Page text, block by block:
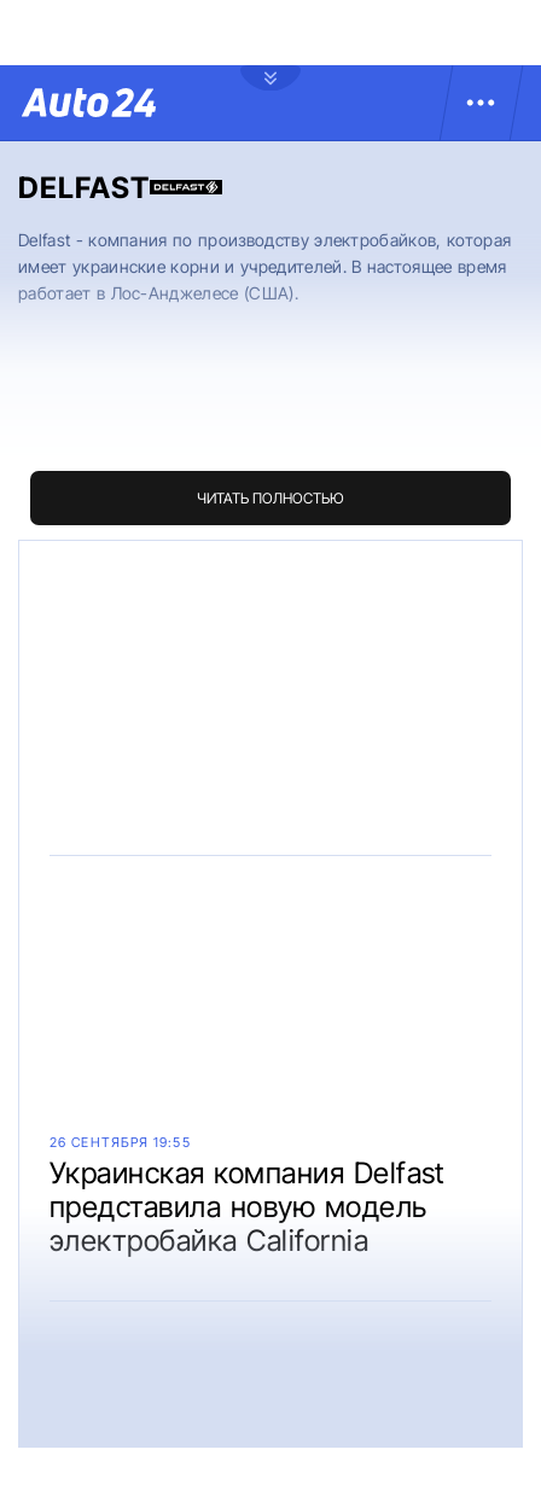
DELFAST
Delfast - компания по производству электробайков, которая
имеет украинские корни и учредителей. В настоящее время
работает в Лос-Анджелесе (США).
ЧИТАТЬ ПОЛНОСТЬЮ
26 СЕНТЯБРЯ 19:55
Украинская компания Delfast
представила новую модель
электробайка California